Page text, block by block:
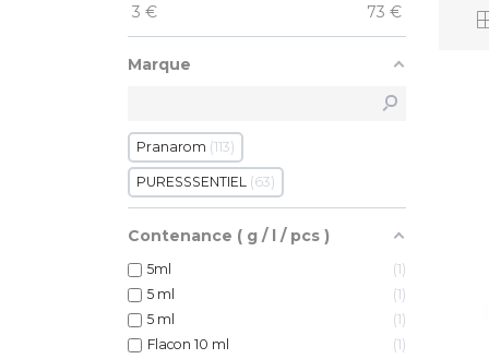
3 € 73 €
Marque
Pranarom 113
PURESSSENTIEL 63
Contenance ( g / l / pcs )
5ml
1
5 ml
1
5 ml
1
Flacon 10 ml
1